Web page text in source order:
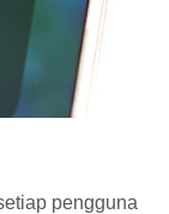
pengguna